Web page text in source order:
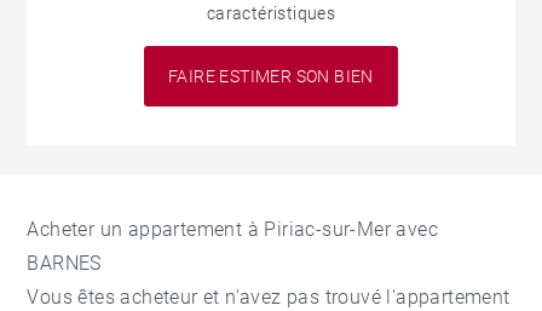
caractéristiques
FAIRE ESTIMER SON BIEN
Acheter un appartement à Piriac-sur-Mer avec
BARNES
Vous êtes acheteur et n'avez pas trouvé l'appartement